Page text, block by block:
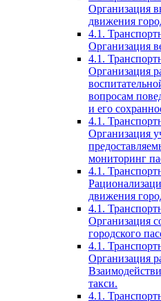
Организация
движения
4.1.
Организация
4.1.
Организация
вопросам
и его
4.1.
Организация
мониторинг
4.1.
движения
4.1.
Организация
городского
4.1.
Организация
такси.
4.1.